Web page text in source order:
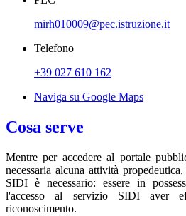
mirh010009@pec.istruzione.it
Telefono
+39 027 610 162
Naviga su Google Maps
Cosa serve
Mentre per accedere al portale
necessaria alcuna attività
SIDI è necessario: essere in
l'accesso al servizio SIDI aver
riconoscimento.